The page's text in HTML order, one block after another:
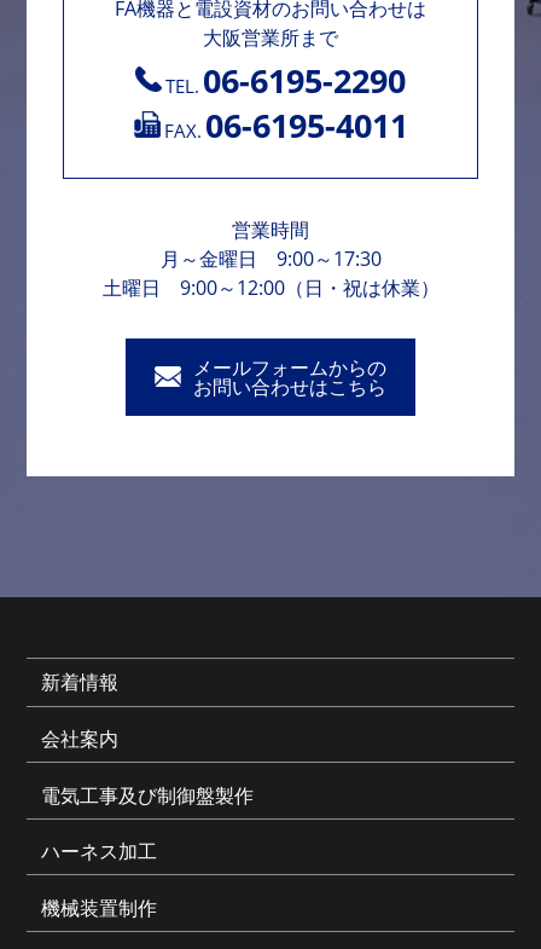
FA機器と電設資材のお問い合わせは
大阪営業所まで
TEL. 06-6195-2290
FAX. 06-6195-4011
営業時間
月～金曜日 9:00～17:30
土曜日 9:00～12:00（日・祝は休業）
メールフォームからの
お問い合わせはこちら
新着情報
会社案内
電気工事及び制御盤製作
ハーネス加工
機械装置制作